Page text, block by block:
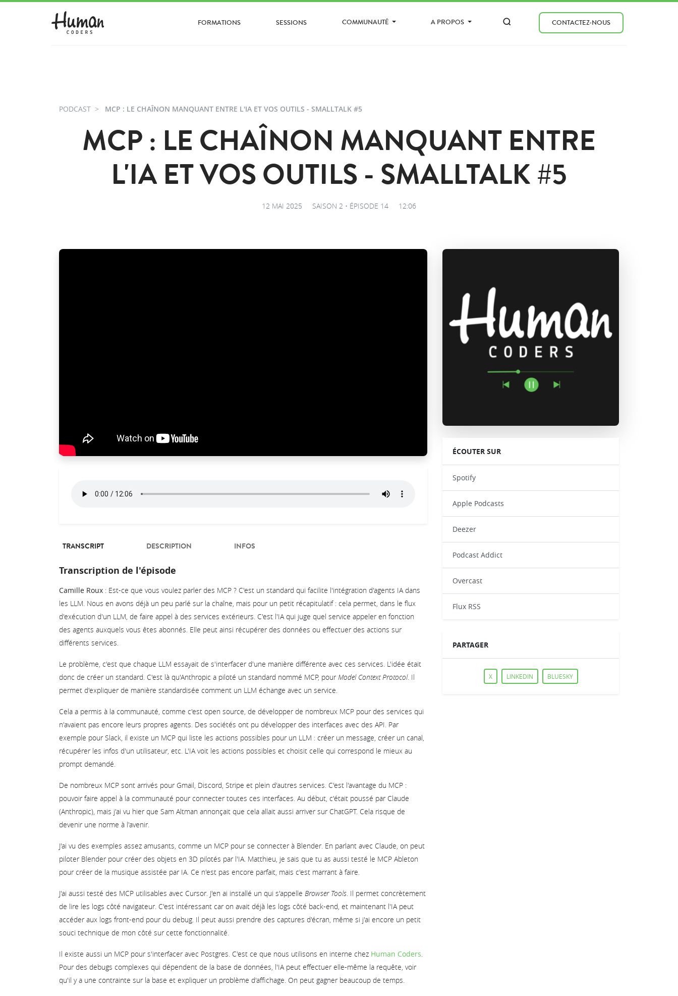
FORMATIONS SESSIONS COMMUNAUTÉ A PROPOS CONTACTEZ-NOUS
PODCAST MCP : LE CHAÎNON MANQUANT ENTRE L'IA ET VOS OUTILS - SMALLTALK #5
MCP : LE CHAÎNON MANQUANT ENTRE
L'IA ET VOS OUTILS - SMALLTALK #5
12 MAI 2025 SAISON 2 • ÉPISODE 14 12:06
TRANSCRIPT DESCRIPTION INFOS
Transcription de l'épisode
Camille Roux : Est-ce que vous voulez parler des MCP ? C'est un standard qui facilite l'intégration d'agents IA dans
les LLM. Nous en avons déjà un peu parlé sur la chaîne, mais pour un petit récapitulatif : cela permet, dans le flux
d'exécution d'un LLM, de faire appel à des services extérieurs. C'est l'IA qui juge quel service appeler en fonction
des agents auxquels vous êtes abonnés. Elle peut ainsi récupérer des données ou effectuer des actions sur
différents services.
Le problème, c'est que chaque LLM essayait de s'interfacer d'une manière différente avec ces services. L'idée était
donc de créer un standard. C'est là qu'Anthropic a piloté un standard nommé MCP, pourModel Context Protocol. Il
permet d'expliquer de manière standardisée comment un LLM échange avec un service.
Cela a permis à la communauté, comme c'est open source, de développer de nombreux MCP pour des services qui
n'avaient pas encore leurs propres agents. Des sociétés ont pu développer des interfaces avec des API. Par
exemple pour Slack, il existe un MCP qui liste les actions possibles pour un LLM : créer un message, créer un canal,
récupérer les infos d'un utilisateur, etc. L'IA voit les actions possibles et choisit celle qui correspond le mieux au
prompt demandé.
De nombreux MCP sont arrivés pour Gmail, Discord, Stripe et plein d'autres services. C'est l'avantage du MCP :
pouvoir faire appel à la communauté pour connecter toutes ces interfaces. Au début, c'était poussé par Claude
(Anthropic), mais j'ai vu hier que Sam Altman annonçait que cela allait aussi arriver sur ChatGPT. Cela risque de
devenir une norme à l'avenir.
J'ai vu des exemples assez amusants, comme un MCP pour se connecter à Blender. En parlant avec Claude, on peut
piloter Blender pour créer des objets en 3D pilotés par l'IA. Matthieu, je sais que tu as aussi testé le MCP Ableton
pour créer de la musique assistée par IA. Ce n'est pas encore parfait, mais c'est marrant à faire.
J'ai aussi testé des MCP utilisables avec Cursor. J'en ai installé un qui s'appelle Browser Tools. Il permet concrètement
de lire les logs côté navigateur. C'est intéressant car on avait déjà les logs côté back-end, et maintenant l'IA peut
accéder aux logs front-end pour du debug. Il peut aussi prendre des captures d'écran, même si j'ai encore un petit
souci technique de mon côté sur cette fonctionnalité.
Il existe aussi un MCP pour s'interfacer avec Postgres. C'est ce que nous utilisons en interne chez Human Coders.
Pour des debugs complexes qui dépendent de la base de données, l'IA peut effectuer elle-même la requête, voir
qu'il y a une contrainte sur la base et expliquer un problème d'affichage. On peut gagner beaucoup de temps.
ÉCOUTER SUR
Spotify
Apple Podcasts
Deezer
Podcast Addict
Overcast
Flux RSS
PARTAGER
X LINKEDIN BLUESKY